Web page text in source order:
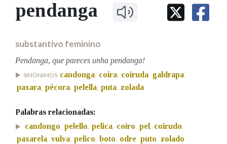
IDENTIDADE CORPORATIVA
MARCIAL DEL ADALID
FIGURAS HOMENAXEADAS
PRIMAVERA DAS LETRAS
PORTAL DAS PALABRAS
Facebook
TwitterYoutubeInstagram
Bluesky
BUSCAR NOS LEMAS
Remata por
Contén
pendanga
substantivo feminino
Pendanga, que pareces unha pendanga!
SINÓNIMOS candonga, coira, coiruda, galdrapa,
paxara, pécora, pelella, puta, zolada
Palabras relacionadas:
candongo, pelello, pelica, coiro, pel , coirudo,
paxarela, vulva, pelico, boto, odre, puto, zolado